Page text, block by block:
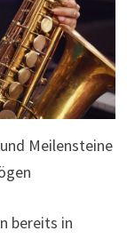
Meilensteine
bereits in